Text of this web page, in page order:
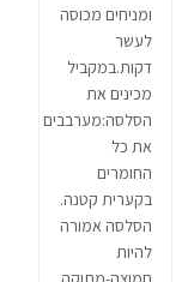
ומניחים מכוסה
לעשר
דקות.במקביל
מכינים את
הסלסה:מערבבים
את כל
החומרים
בקערית קטנה.
הסלסה אמורה
להיות